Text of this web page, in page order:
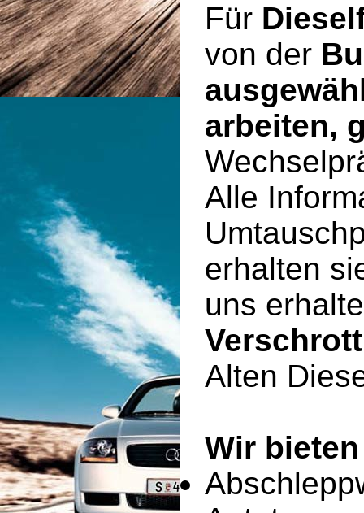
Für
von der
arbeiten,
Alle
erhalten
uns
Alten
Wir